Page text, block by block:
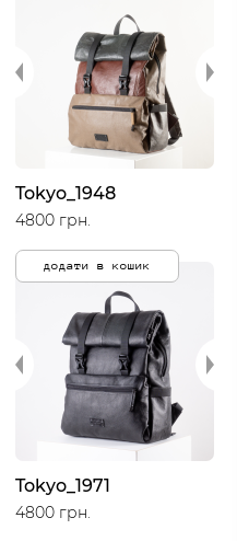
Tokyo_1948
4800 грн.
додати в кошик
Tokyo_1971
4800 грн.